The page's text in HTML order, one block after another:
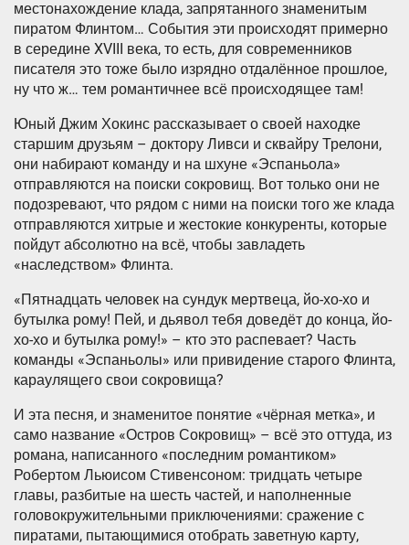
местонахождение клада, запрятанного знаменитым
пиратом Флинтом… События эти происходят примерно
в середине XVIII века, то есть, для современников
писателя это тоже было изрядно отдалённое прошлое,
ну что ж… тем романтичнее всё происходящее там!
Юный Джим Хокинс рассказывает о своей находке
старшим друзьям – доктору Ливси и сквайру Трелони,
они набирают команду и на шхуне «Эспаньола»
отправляются на поиски сокровищ. Вот только они не
подозревают, что рядом с ними на поиски того же клада
отправляются хитрые и жестокие конкуренты, которые
пойдут абсолютно на всё, чтобы завладеть
«наследством» Флинта.
«Пятнадцать человек на сундук мертвеца, йо-хо-хо и
бутылка рому! Пей, и дьявол тебя доведёт до конца, йо-
хо-хо и бутылка рому!» – кто это распевает? Часть
команды «Эспаньолы» или привидение старого Флинта,
караулящего свои сокровища?
И эта песня, и знаменитое понятие «чёрная метка», и
само название «Остров Сокровищ» – всё это оттуда, из
романа, написанного «последним романтиком»
Робертом Льюисом Стивенсоном: тридцать четыре
главы, разбитые на шесть частей, и наполненные
головокружительными приключениями: сражение с
пиратами, пытающимися отобрать заветную карту,